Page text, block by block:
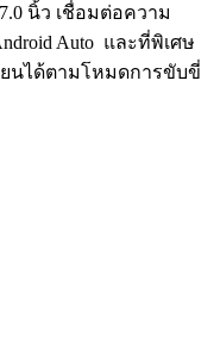
นิ้ว เชื่อมต่อความ
Auto และที่พิเศษ
ยนได้ตามโหมดการขับขี่